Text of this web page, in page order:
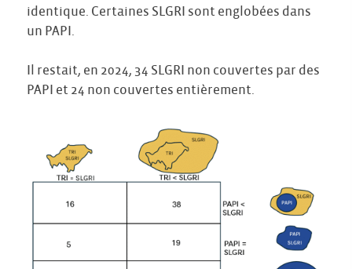
identique. Certaines SLGRI sont englobées dans
un PAPI.
Il restait, en 2024, 34 SLGRI non couvertes par des
PAPI et 24 non couvertes entièrement.